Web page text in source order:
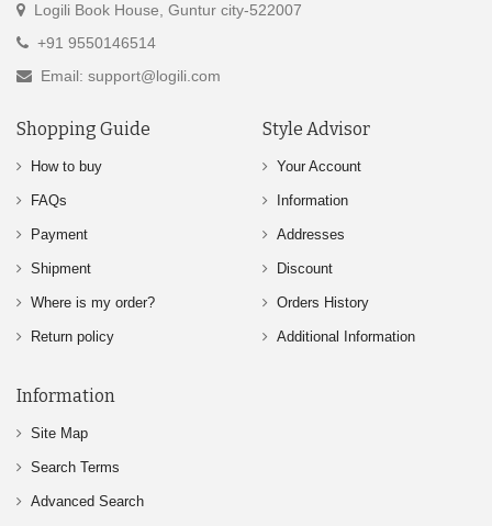
Logili Book House, Guntur city-522007
+91 9550146514
Email: support@logili.com
Shopping Guide
How to buy
FAQs
Payment
Shipment
Where is my order?
Return policy
Style Advisor
Your Account
Information
Addresses
Discount
Orders History
Additional Information
Information
Site Map
Search Terms
Advanced Search